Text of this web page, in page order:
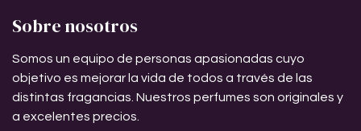
Sobre nosotros
Somos un equipo de personas apasionadas cuyo
objetivo es mejorar la vida de todos a través de las
distintas fragancias. Nuestros perfumes son originales y
a excelentes precios.